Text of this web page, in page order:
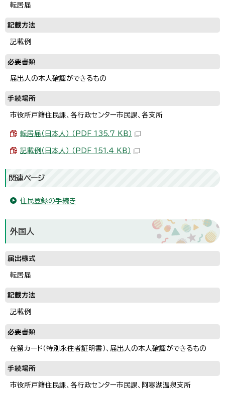
転居届
記載方法
記載例
必要書類
届出人の本人確認ができるもの
手続場所
市役所戸籍住民課、各行政センター市民課、各支所
転居届（日本人） （PDF 135.7 KB）
記載例（日本人） （PDF 151.4 KB）
関連ページ
住民登録の手続き
外国人
届出様式
転居届
記載方法
記載例
必要書類
在留カード（特別永住者証明書）、届出人の本人確認ができるもの
手続場所
市役所戸籍住民課、各行政センター市民課、阿寒湖温泉支所